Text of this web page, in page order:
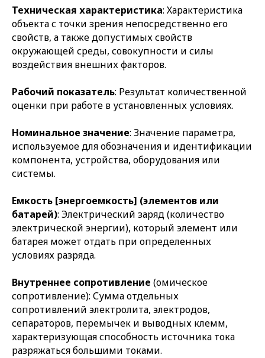
Техническая характеристика: Характеристика
объекта с точки зрения непосредственно его
свойств, а также допустимых свойств
окружающей среды, совокупности и силы
воздействия внешних факторов.
Рабочий показатель: Результат количественной
оценки при работе в установленных условиях.
Номинальное значение: Значение параметра,
используемое для обозначения и идентификации
компонента, устройства, оборудования или
системы.
Емкость [энергоемкость] (элементов или
батарей): Электрический заряд (количество
электрической энергии), который элемент или
батарея может отдать при определенных
условиях разряда.
Внутреннее сопротивление (омическое
сопротивление): Сумма отдельных
сопротивлений электролита, электродов,
сепараторов, перемычек и выводных клемм,
характеризующая способность источника тока
разряжаться большими токами.